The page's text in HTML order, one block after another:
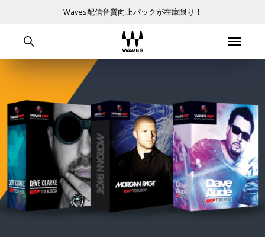
Waves配信音質向上パックが在庫限り！